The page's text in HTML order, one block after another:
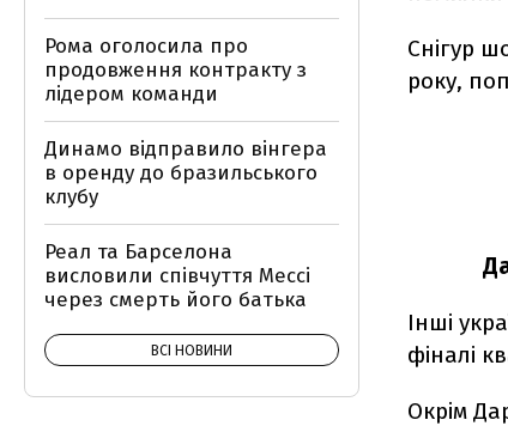
Снігур
року,
Інші
фіналі
Окрім
Рома оголосила про
продовження контракту з
лідером команди
Динамо відправило вінгера
в оренду до бразильського
клубу
Реал та Барселона
висловили співчуття Мессі
через смерть його батька
ВСІ НОВИНИ